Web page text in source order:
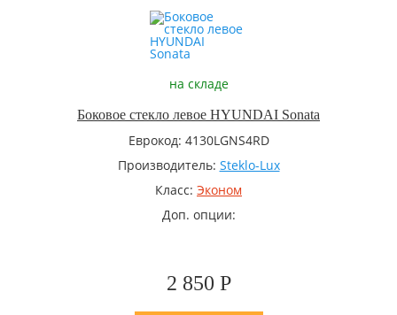
на складе
Боковое стекло левое HYUNDAI Sonata
Еврокод: 4130LGNS4RD
Производитель: Steklo-Lux
Класс: Эконом
Доп. опции:
2 850 Р